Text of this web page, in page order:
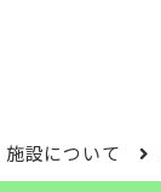
施設について